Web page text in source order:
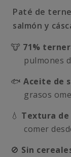
Paté de
salmón y
🐮 71%
pulmones
🐟 Aceite de
grasos
💧 Textura
comer
🚫 Sin